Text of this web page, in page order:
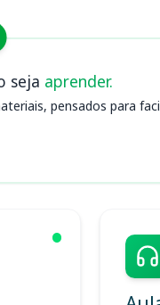
seja aprender.
pensados para